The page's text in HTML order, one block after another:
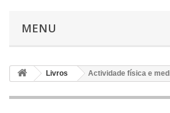
MENU
Livros Actividade física e